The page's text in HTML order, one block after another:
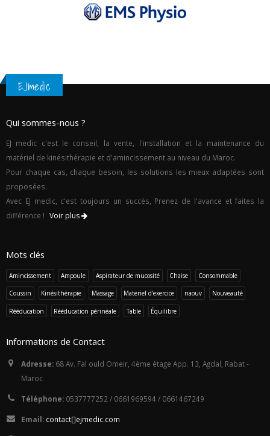
EJmedic
Qui sommes-nous ?
EJ medic c'est le conseil, la vente, l'installation et la maintenance du
matériel de kinésithérapie et d'amincissement au niveau du Maroc.
Pour chaque cas, chaque besoin, les solutions les mieux adaptées sont
proposées.
Avec EJ medic, c'est toujours un succès, Prenez de l'avance et faites la
différence ! Voir plus
Mots clés
Amincissement Ampoule Aspirateur de mucosité Chaise Consommable
Coussin Kinésithérapie Massage Materiel d'exercice naouv Nouveauté
Rééducation Rééducation périnéale Table Équilibre
Informations de Contact
Adresse: 68 Av. Fal ould Omeir, 4ème étage App. 13, Agdal, Rabat -
Maroc
Téléphone: 0537777252 / 0661969594 / 0661467249
Email: contact[]ejmedic.com